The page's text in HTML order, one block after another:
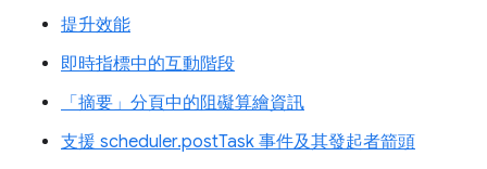
提升效能
即時指標中的互動階段
「摘要」分頁中的阻礙算繪資訊
支援 scheduler.postTask 事件及其發起者箭頭